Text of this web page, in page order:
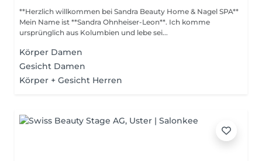
**Herzlich willkommen bei Sandra Beauty Home & Nagel SPA**
Mein Name ist **Sandra Ohnheiser-Leon**. Ich komme
ursprünglich aus Kolumbien und lebe sei...
Körper Damen
Gesicht Damen
Körper + Gesicht Herren